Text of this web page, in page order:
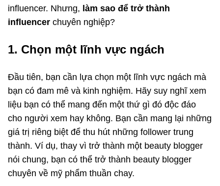
influencer. Nhưng, làm sao để trở thành
influencer chuyên nghiệp?
1. Chọn một lĩnh vực ngách
Đầu tiên, bạn cần lựa chọn một lĩnh vực ngách mà
bạn có đam mê và kinh nghiệm. Hãy suy nghĩ xem
liệu bạn có thể mang đến một thứ gì đó độc đáo
cho người xem hay không. Bạn cần mang lại những
giá trị riêng biệt để thu hút những follower trung
thành. Ví dụ, thay vì trở thành một beauty blogger
nói chung, bạn có thể trở thành beauty blogger
chuyên về mỹ phẩm thuần chay.